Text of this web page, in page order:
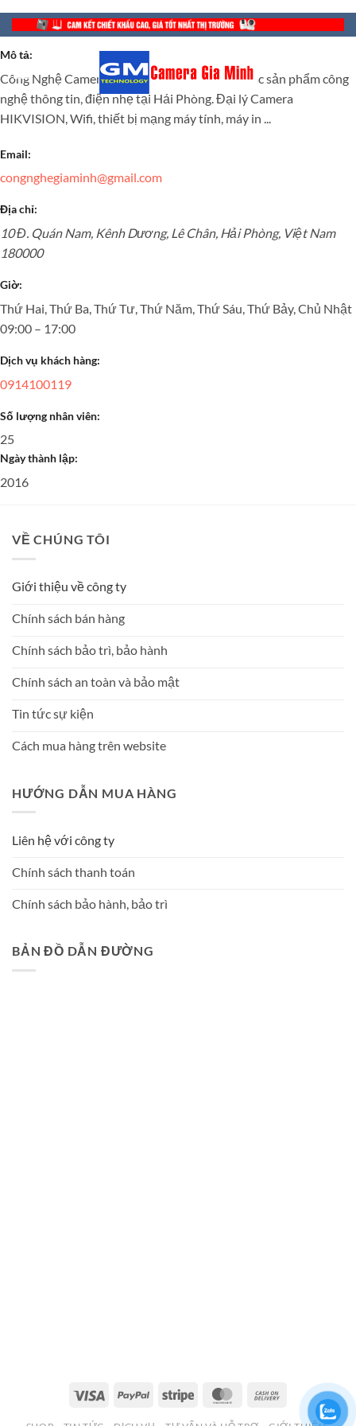
Bỏ
qua
nội
dung
Công Nghệ Camera Gia Minh Hải Phòng
Mô tả:
Công Nghệ Camera Gia Minh - Nhà cung cấp các sản phẩm công
nghệ thông tin, điện nhẹ tại Hải Phòng. Đại lý Camera
HIKVISION, Wifi, thiết bị mạng máy tính, máy in ...
Email:
congnghegiaminh@gmail.com
Địa chỉ:
10 Đ. Quán Nam, Kênh Dương, Lê Chân, Hải Phòng, Việt Nam
180000
Giờ:
Thứ Hai, Thứ Ba, Thứ Tư, Thứ Năm, Thứ Sáu, Thứ Bảy, Chủ Nhật
09:00 – 17:00
Dịch vụ khách hàng:
0914100119
Số lượng nhân viên:
25
Ngày thành lập:
2016
VỀ CHÚNG TÔI
Giới thiệu về công ty
Chính sách bán hàng
Chính sách bảo trì, bảo hành
Chính sách an toàn và bảo mật
Tin tức sự kiện
Cách mua hàng trên website
HƯỚNG DẪN MUA HÀNG
Liên hệ với công ty
Chính sách thanh toán
Chính sách bảo hành, bảo trì
BẢN ĐỒ DẪN ĐƯỜNG
Visa PayPal Stripe MasterCardCash